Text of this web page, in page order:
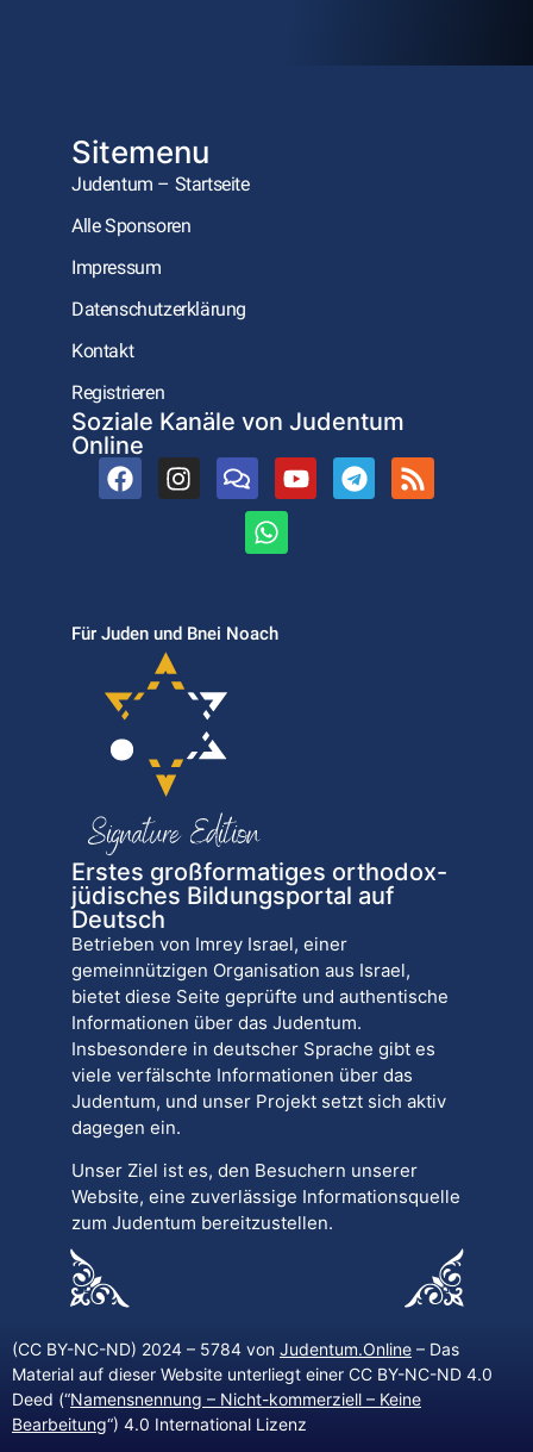
Sitemenu
Judentum – Startseite
Alle Sponsoren
Impressum
Datenschutzerklärung
Kontakt
Registrieren
Soziale Kanäle von Judentum
Online
Für Juden und Bnei Noach
Erstes großformatiges orthodox-
jüdisches Bildungsportal auf
Deutsch
Betrieben von Imrey Israel, einer
gemeinnützigen Organisation aus Israel,
bietet diese Seite geprüfte und authentische
Informationen über das Judentum.
Insbesondere in deutscher Sprache gibt es
viele verfälschte Informationen über das
Judentum, und unser Projekt setzt sich aktiv
dagegen ein.
Unser Ziel ist es, den Besuchern unserer
Website, eine zuverlässige Informationsquelle
zum Judentum bereitzustellen.
(CC BY-NC-ND) 2024 – 5784 von Judentum.Online – Das
Material auf dieser Website unterliegt einer CC BY-NC-ND 4.0
Deed (“Namensnennung – Nicht-kommerziell – Keine
Bearbeitung“) 4.0 International Lizenz